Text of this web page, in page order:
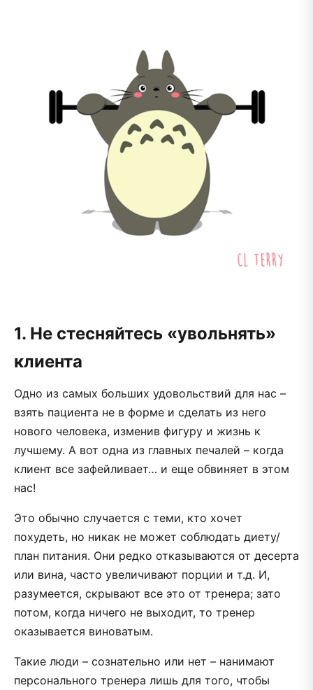
1. Не стесняйтесь «увольнять»
клиента
Одно из самых больших удовольствий для нас –
взять пациента не в форме и сделать из него
нового человека, изменив фигуру и жизнь к
лучшему. А вот одна из главных печалей – когда
клиент все зафейливает… и еще обвиняет в этом
нас!
Это обычно случается с теми, кто хочет
похудеть, но никак не может соблюдать диету/
план питания. Они редко отказываются от десерта
или вина, часто увеличивают порции и т.д. И,
разумеется, скрывают все это от тренера; зато
потом, когда ничего не выходит, то тренер
оказывается виноватым.
Такие люди – сознательно или нет – нанимают
персонального тренера лишь для того, чтобы